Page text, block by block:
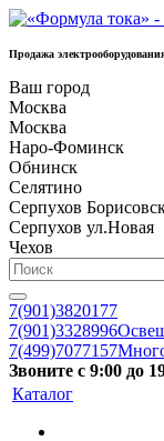
Продажа
Ваш город
Москва
Москва
Наро-Фоминск
Обнинск
Селятино
Серпухов
Серпухов ул.Новая
Чехов
7(901)3820177
7(901)3328996
7(499)7077157
Звоните с 9:00 до
Каталог